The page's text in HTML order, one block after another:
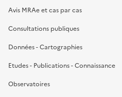
Avis MRAe et cas par cas
Consultations publiques
Données - Cartographies
Etudes - Publications - Connaissance
Observatoires